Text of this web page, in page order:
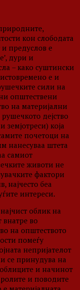
кон слободата
предуслов е
дури и
– како суштински
е и
сили на
општествени
на материјални
дејство
која
почетоци на
нанесуваа штета
самиот
животи не
фактори
најчесто беа
интереси.
облик на
внатре во
на општеството
помеѓу
непријателот
се принудува на
и начинот
и поводите